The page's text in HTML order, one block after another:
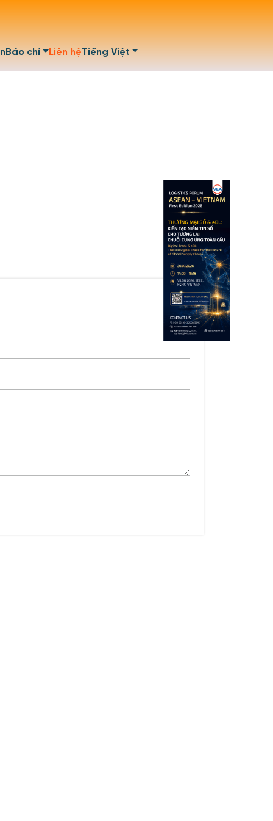
Báo chí Liên hệTiếng Việt